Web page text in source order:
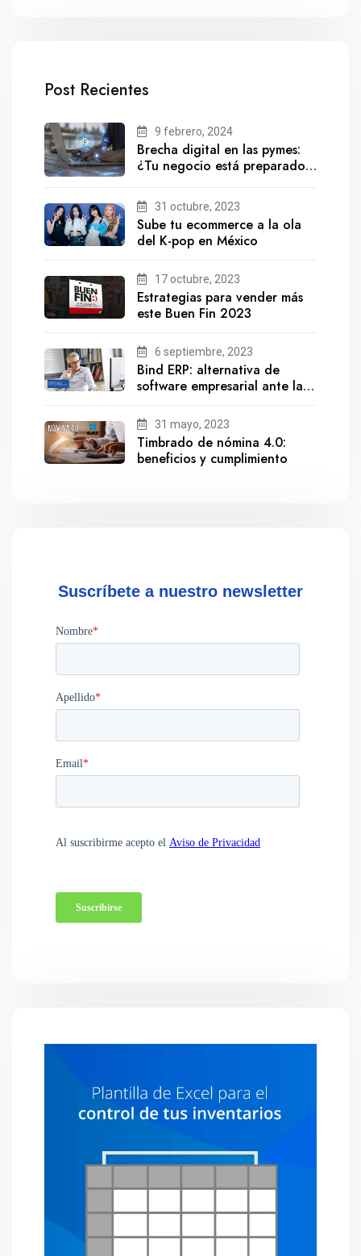
Post Recientes
9 febrero, 2024
Brecha digital en las pymes:
¿Tu negocio está preparado
31 octubre, 2023
Sube tu ecommerce a la ola
del K-pop en México
17 octubre, 2023
Estrategias para vender más
este Buen Fin 2023
6 septiembre, 2023
Bind ERP: alternativa de
software empresarial ante la
31 mayo, 2023
Timbrado de nómina 4.0:
beneficios y cumplimiento
Suscríbete a nuestro newsletter